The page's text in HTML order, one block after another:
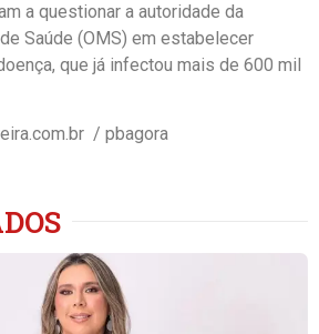
a questionar a autoridade da
Saúde (OMS) em estabelecer
que já infectou mais de 600 mil
/ pbagora